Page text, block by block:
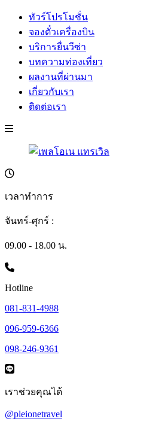
ทัวร์โปรโมชั่น
จองตั๋วเครื่องบิน
บริการยื่นวีซ่า
บทความท่องเที่ยว
ผลงานที่ผ่านมา
เกี่ยวกับเรา
ติดต่อเรา
เวลาทำการ
จันทร์-ศุกร์ :
09.00 - 18.00 น.
Hotline
081-831-4988
096-959-6366
098-246-9361
เราช่วยคุณได้
@pleionetravel